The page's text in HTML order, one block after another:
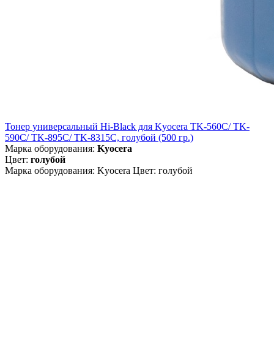
Тонер универсальный Hi-Black для Kyocera TK-560C/ TK-
590C/ TK-895C/ TK-8315C, голубой (500 гр.)
Марка оборудования: Kyocera
Цвет: голубой
Марка оборудования: Kyocera Цвет: голубой